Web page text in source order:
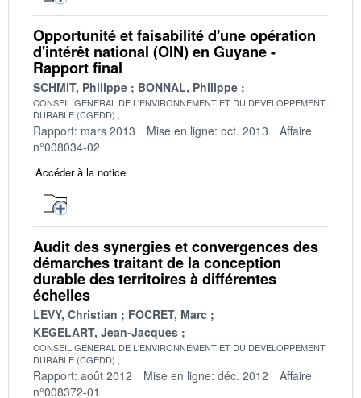
Opportunité et faisabilité d'une opération
d'intérêt national (OIN) en Guyane -
Rapport final
SCHMIT, Philippe BONNAL, Philippe
CONSEIL GENERAL DE L'ENVIRONNEMENT ET DU DEVELOPPEMENT
DURABLE (CGEDD)
Rapport: mars 2013 Mise en ligne: oct. 2013
Affaire
n°008034-02
Accéder à la notice
Audit des synergies et convergences des
démarches traitant de la conception
durable des territoires à différentes
échelles
LEVY, Christian
FOCRET, Marc
KEGELART, Jean-Jacques
CONSEIL GENERAL DE L'ENVIRONNEMENT ET DU DEVELOPPEMENT
DURABLE (CGEDD)
Rapport: août 2012 Mise en ligne: déc. 2012
Affaire
n°008372-01